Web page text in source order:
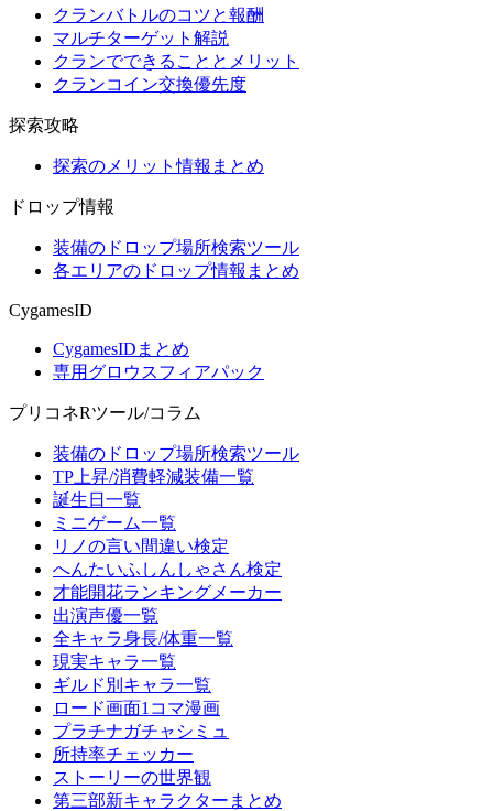
クランバトルのコツと報酬
マルチターゲット解説
クランでできることとメリット
クランコイン交換優先度
探索攻略
探索のメリット情報まとめ
ドロップ情報
装備のドロップ場所検索ツール
各エリアのドロップ情報まとめ
CygamesID
CygamesIDまとめ
専用グロウスフィアパック
プリコネRツール/コラム
装備のドロップ場所検索ツール
TP上昇/消費軽減装備一覧
誕生日一覧
ミニゲーム一覧
リノの言い間違い検定
へんたいふしんしゃさん検定
才能開花ランキングメーカー
出演声優一覧
全キャラ身長/体重一覧
現実キャラ一覧
ギルド別キャラ一覧
ロード画面1コマ漫画
プラチナガチャシミュ
所持率チェッカー
ストーリーの世界観
第三部新キャラクターまとめ